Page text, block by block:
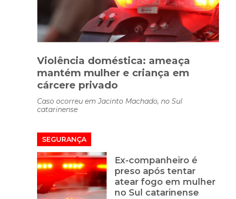
Violência doméstica: ameaça
mantém mulher e criança em
cárcere privado
Caso ocorreu em Jacinto Machado, no Sul
catarinense
SEGURANÇA
Ex-companheiro é
preso após tentar
atear fogo em mulher
no Sul catarinense